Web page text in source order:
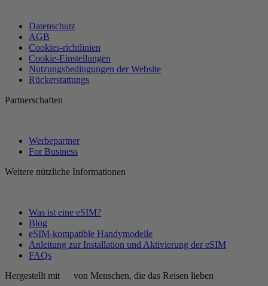
Datenschutz
AGB
Cookies-richtlinien
Cookie-Einstellungen
Nutzungsbedingungen der Website
Rückerstattungs
Partnerschaften
Werbepartner
For Business
Weitere nützliche Informationen
Was ist eine eSIM?
Blog
eSIM-kompatible Handymodelle
Anleitung zur Installation und Aktivierung der eSIM
FAQs
Hergestellt mit
von Menschen, die das Reisen lieben